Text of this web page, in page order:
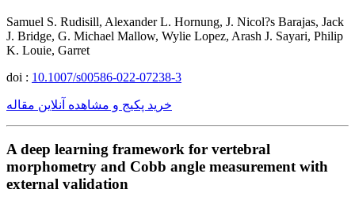
Samuel S. Rudisill, Alexander L. Hornung, J. Nicol?s Barajas, Jack
J. Bridge, G. Michael Mallow, Wylie Lopez, Arash J. Sayari, Philip
K. Louie, Garret
doi : 10.1007/s00586-022-07238-3
خرید پکیج و مشاهده آنلاین مقاله
A deep learning framework for vertebral
morphometry and Cobb angle measurement with
external validation